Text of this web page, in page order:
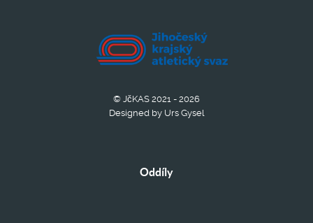
© JčKAS 2021 - 2026
Designed by Urs Gysel
Oddíly